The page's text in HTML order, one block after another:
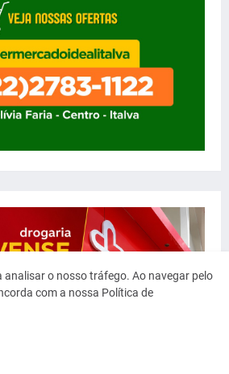
analisar o nosso tráfego. Ao navegar pelo
com a nossa Política de